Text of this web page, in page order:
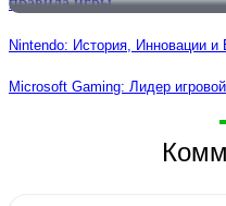
Nintendo: История, Инновации
Microsoft Gaming: Лидер